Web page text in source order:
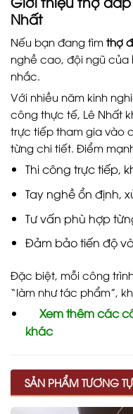
Nhất
Nếu bạn đang tìm thợ
nghề cao, đội ngũ của
nhắc.
Với nhiều năm kinh
công thực tế, Lê Nhất
trực tiếp tham gia vào
từng chi tiết. Điểm
Thi công trực tiếp,
Tay nghề ổn định,
Tư vấn phù hợp
Đảm bảo tiến độ
Đặc biệt, mỗi công
“làm như tác phẩm”,
Xem thêm các
khác
SẢN PHẨM TƯƠNG TỰ